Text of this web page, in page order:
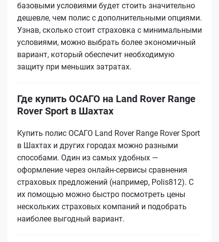
базовыми условиями будет стоить значительно
дешевле, чем полис с дополнительными опциями.
Узнав, сколько стоит страховка с минимальными
условиями, можно выбрать более экономичный
вариант, который обеспечит необходимую
защиту при меньших затратах.
Где купить ОСАГО на Land Rover Range
Rover Sport в Шахтах
Купить полис ОСАГО Land Rover Range Rover Sport
в Шахтах и других городах можно разными
способами. Один из самых удобных —
оформление через онлайн-сервисы сравнения
страховых предложений (например, Polis812). С
их помощью можно быстро посмотреть цены
нескольких страховых компаний и подобрать
наиболее выгодный вариант.